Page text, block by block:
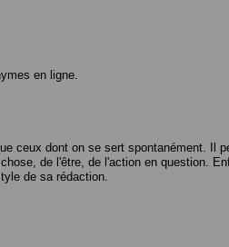
en ligne.
ceux dont on se sert spontanément. Il
de l'être, de l'action en question.
de sa rédaction.